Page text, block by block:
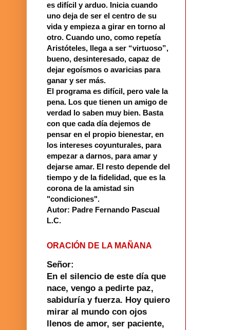
es difícil y arduo. Inicia cuando
uno deja de ser el centro de su
vida y empieza a girar en torno al
otro. Cuando uno, como repetía
Aristóteles, llega a ser “virtuoso”,
bueno, desinteresado, capaz de
dejar egoísmos o avaricias para
ganar y ser más.
El programa es difícil, pero vale la
pena. Los que tienen un amigo de
verdad lo saben muy bien. Basta
con que cada día dejemos de
pensar en el propio bienestar, en
los intereses coyunturales, para
empezar a darnos, para amar y
dejarse amar. El resto depende del
tiempo y de la fidelidad, que es la
corona de la amistad sin
"condiciones".
Autor: Padre Fernando Pascual
L.C.
ORACIÓN DE LA MAÑANA
Señor:
En el silencio de este día que
nace, vengo a pedirte paz,
sabiduría y fuerza. Hoy quiero
mirar al mundo con ojos
llenos de amor, ser paciente,